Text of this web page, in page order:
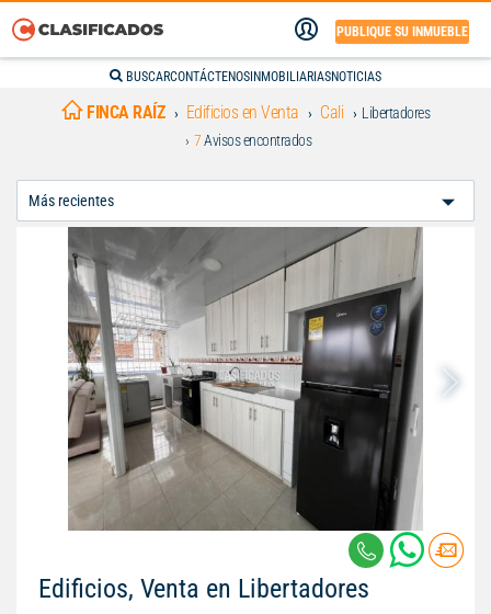
PUBLIQUE SU INMUEBLE
BUSCARCONTÁCTENOS INMOBILIARIASNOTICIAS
FINCA RAÍZ Edificios en Venta Cali
Libertadores
7Avisos encontrados
Edificios, Venta en Libertadores